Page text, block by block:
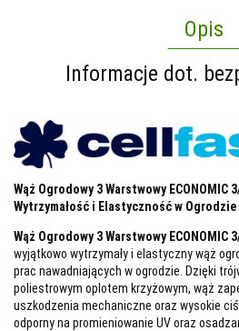
Opis
Informacje dot.
Wąż Ogrodowy 3 Warstwowy ECONOMIC
Wytrzymałość i Elastyczność w Ogrodzie
Wąż Ogrodowy 3 Warstwowy ECONOMIC
wyjątkowo wytrzymały i elastyczny wąż
prac nawadniających w ogrodzie. Dzięki
poliestrowym oplotem krzyżowym, wąż
uszkodzenia mechaniczne oraz wysokie
odporny na promieniowanie UV oraz